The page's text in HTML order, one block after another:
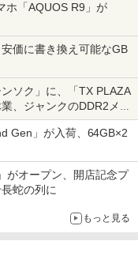
ホ「AQUOS R9」が
価に書き換え可能なGB
ソク」に、「TX PLAZA
、ジャンクのDDR2メモ
～
Gen」が入荷、64GB×2
がオープン、開店記念プ
蛇の列に
もっと見る